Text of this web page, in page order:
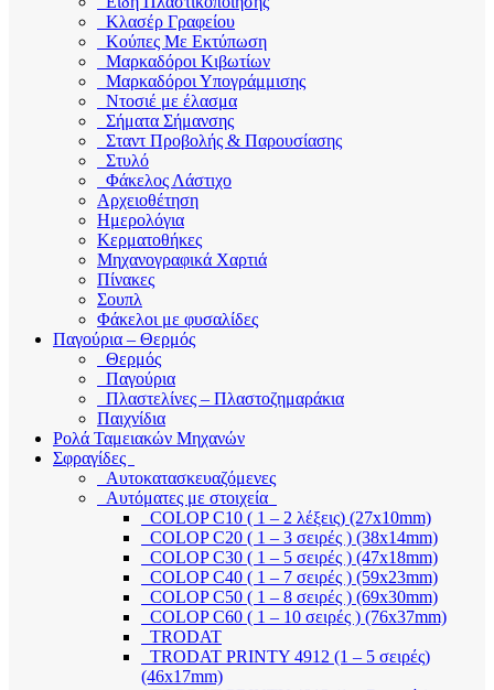
Κλασέρ Γραφείου
Κούπες Με Εκτύπωση
Μαρκαδόροι Κιβωτίων
Μαρκαδόροι Υπογράμμισης
Ντοσιέ με έλασμα
Σήματα Σήμανσης
Σταντ Προβολής & Παρουσίασης
Στυλό
Φάκελος Λάστιχο
Αρχειοθέτηση
Ημερολόγια
Κερματοθήκες
Μηχανογραφικά Χαρτιά
Πίνακες
Σουπλ
Φάκελοι με φυσαλίδες
Παγούρια – Θερμός
Θερμός
Παγούρια
Πλαστελίνες – Πλαστοζημαράκια
Παιχνίδια
Ρολά Ταμειακών Μηχανών
Σφραγίδες
Αυτοκατασκευαζόμενες
Αυτόματες με στοιχεία
COLOP C10 ( 1 – 2 λέξεις) (27x10mm)
COLOP C20 ( 1 – 3 σειρές ) (38x14mm)
COLOP C30 ( 1 – 5 σειρές ) (47x18mm)
COLOP C40 ( 1 – 7 σειρές ) (59x23mm)
COLOP C50 ( 1 – 8 σειρές ) (69x30mm)
COLOP C60 ( 1 – 10 σειρές ) (76x37mm)
TRODAT
TRODAT PRINTY 4912 (1 – 5 σειρές)
(46x17mm)